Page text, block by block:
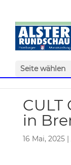
Seite wählen
CULT
in
16 Mai, 2025|